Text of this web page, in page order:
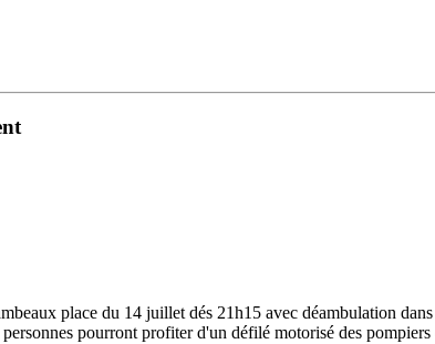
place du 14 juillet dés 21h15 avec déambulation
pourront profiter d'un défilé motorisé des